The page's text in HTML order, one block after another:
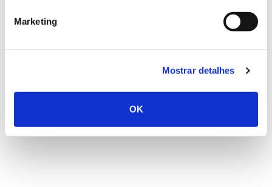
Marketing
Mostrar detalhes
OK
25.06.2026
Natureza e florestas procuram jovens voluntários
no verão 2026